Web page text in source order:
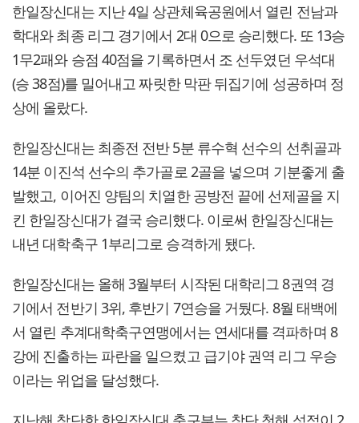
한일장신대는 지난 4일 상관체육공원에서 열린 전남과
학대와 최종 리그 경기에서 2대 0으로 승리했다. 또 13승
1무2패와 승점 40점을 기록하면서 조 선두였던 우석대
(승 38점)를 밀어내고 짜릿한 막판 뒤집기에 성공하며 정
상에 올랐다.
한일장신대는 최종전 전반 5분 류수혁 선수의 선취골과
14분 이진석 선수의 추가골로 2골을 넣으며 기분좋게 출
발했고, 이어진 양팀의 치열한 공방전 끝에 선제골을 지
킨 한일장신대가 결국 승리했다. 이로써 한일장신대는
내년 대학축구 1부리그로 승격하게 됐다.
한일장신대는 올해 3월부터 시작된 대학리그 8권역 경
기에서 전반기 3위, 후반기 7연승을 거뒀다. 8월 태백에
서 열린 추계대학축구연맹에서는 연세대를 격파하며 8
강에 진출하는 파란을 일으켰고 급기야 권역 리그 우승
이라는 위업을 달성했다.